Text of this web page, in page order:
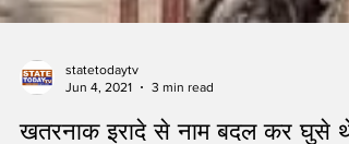
statetodaytv